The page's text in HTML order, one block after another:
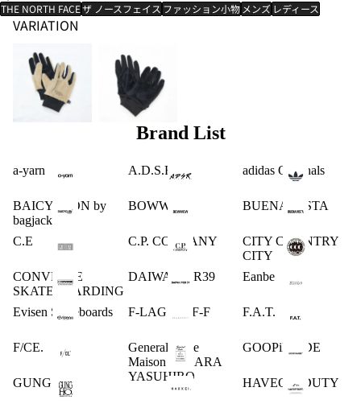
THE NORTH FACEザ ノースフェイス ファッション小物 メンズ レディース
VARIATION
Brand List
a-yarn A.D.S.R. adidas Originals
BAICYCLON by
bagjack
BOWWOW BUENA VISTA
C.E C.P. COMPANY
CITY COUNTRY
CITY
CONVERSE
SKATEBOARDING
DAIWA PIER39 Eanbe
Evisen Skateboards F-LAGSTUF-F F.A.T.
F/CE.
General Scale
Maison MIHARA
YASUHIRO
GOOPiMADE
GUNG HO HAVEOFFDUTY